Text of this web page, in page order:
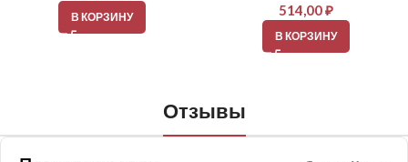
В КОРЗИНУ 514,00₽
В КОРЗИНУ
Отзывы